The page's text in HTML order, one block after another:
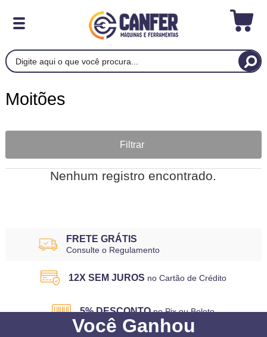
Moitões
Filtrar
Nenhum registro encontrado.
FRETE GRÁTIS
Consulte o Regulamento
12X SEM JUROS no Cartão de Crédito
5% DESCONTO no Pix ou Boleto
Você Ganhou